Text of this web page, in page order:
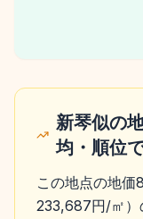
新琴似の
均・順位
この地点の地
233,687円/㎡）